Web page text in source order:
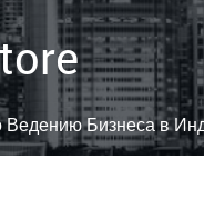
Ведению Бизнеса в